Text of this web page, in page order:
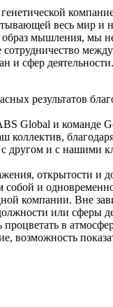
весь мир и
мышления, мы
и сфер деятельности.
результатов
Global и команде
коллектив,
с другом и с нашими
открытости и
и
компании. Вне
или сферы
в
возможность